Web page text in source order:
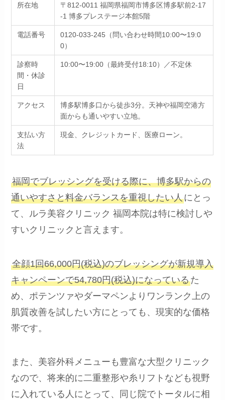
所在地
〒812-0011 福岡県福岡市博多区博多駅前2-17
-1 博多プレステージ本館5階
電話番号
0120-033-245（問い合わせ時間10:00〜19:0
0）
診察時
間・休診
日
10:00〜19:00（最終受付18:10）／不定休
アクセス
博多駅博多口から徒歩3分。天神や福岡空港方
面からも通いやすい立地。
支払い方
法
現金、クレジットカード、医療ローン。
福岡でブレッシングを受ける際に、博多駅からの
通いやすさと料金バランスを重視したい人にとっ
て、ルラ美容クリニック 福岡本院は特に検討しや
すいクリニックと言えます。
全顔1回66,000円(税込)のブレッシングが新規導入
キャンペーンで54,780円(税込)になっているた
め、ポテンツァやダーマペンよりワンランク上の
肌質改善を試したい方にとっても、現実的な価格
帯です。
また、美容外科メニューも豊富な大型クリニック
なので、将来的に二重整形や糸リフトなども視野
に入れている人にとって、同じ院でトータルに相